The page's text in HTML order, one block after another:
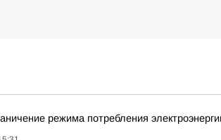
режима потребления